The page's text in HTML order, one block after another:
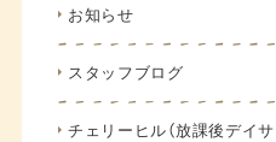
お知らせ
スタッフブログ
チェリーヒル（放課後デイ